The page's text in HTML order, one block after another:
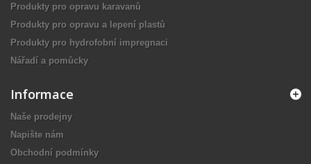
Produkty pro opravu karavanů
Produkty pro opravu a lepení plastů
Produkty pro hydrofobní impregnaci
Nářadí a pomůcky
Informace
Naše prodejny
Napište nám
Obchodní podmínky